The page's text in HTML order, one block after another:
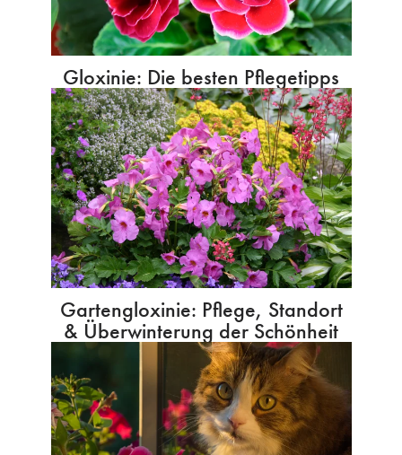
Gloxinie: Die besten Pflegetipps
Gartengloxinie: Pflege, Standort
& Überwinterung der Schönheit